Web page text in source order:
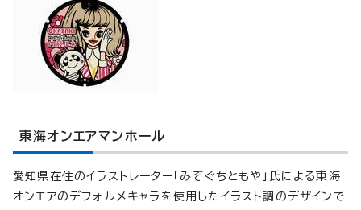
東海オンエアマンホール
愛知県在住のイラストレーター「みぞぐちともや」氏による東海
オンエアのデフォルメキャラを使用したイラスト調のデザインで